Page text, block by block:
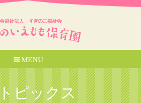
MENU
トピックス